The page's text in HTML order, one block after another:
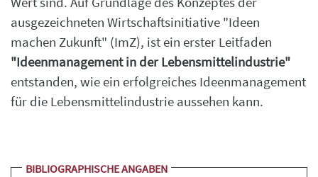
ausgezeichneten Wirtschaftsinitiative "Ideen
machen Zukunft" (ImZ), ist ein erster Leitfaden
"Ideenmanagement in der Lebensmittelindustrie"
entstanden, wie ein erfolgreiches Ideenmanagement
für die Lebensmittelindustrie aussehen kann.
BIBLIOGRAPHISCHE ANGABEN